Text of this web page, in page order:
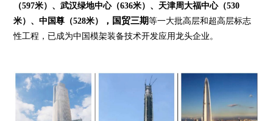
（597米）、武汉绿地中心（636米）、天津周大福中心（530
米）、中国尊（528米）
，国贸三期等一大批高层和超高层标志
性工程，已成为中国模架装备技术开发应用龙头企业。